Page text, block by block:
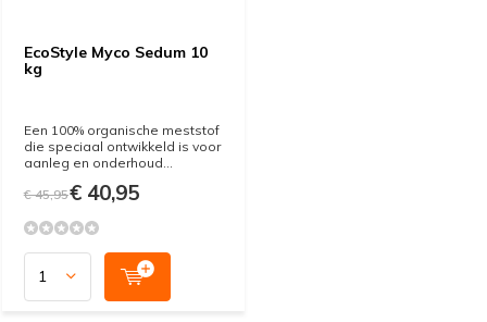
EcoStyle Myco Sedum 10
kg
Een 100% organische meststof
die speciaal ontwikkeld is voor
aanleg en onderhoud...
€ 45,95€ 40,95